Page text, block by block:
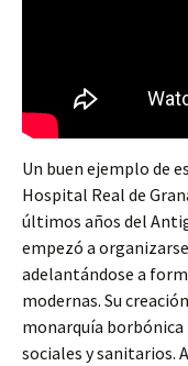
Un buen ejemplo de
Hospital Real de
últimos años del
empezó a
adelantándose a
modernas. Su
monarquía
sociales y sanitarios.